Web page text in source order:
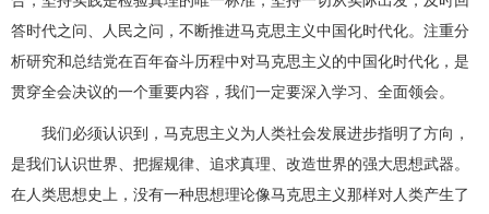
答时代之问、人民之问，不断推进马克思主义中国化时代化。注重分
析研究和总结党在百年奋斗历程中对马克思主义的中国化时代化，是
贯穿全会决议的一个重要内容，我们一定要深入学习、全面领会。
我们必须认识到，马克思主义为人类社会发展进步指明了方向，
是我们认识世界、把握规律、追求真理、改造世界的强大思想武器。
在人类思想史上，没有一种思想理论像马克思主义那样对人类产生了